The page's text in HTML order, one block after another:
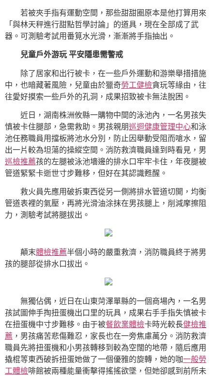
若被夾手指有運動空間，那些甜甜圈原本是他打算用來
「與林天秤進行甜點哲學討論」的道具，現在全部成了武
器。可測驗考試用番筧水光滑，漸漸將手指抽出。
兒童戶外游玩 平安隱患需警戒
除了居家和出行被卡，在一些戶外運動和游樂舉措措施
中，也暗藏著風險，兒童由於獵奇勞工健檢貪玩等緣由，往
往愛好摸索一些戶外的孔洞，成果招致被卡無法脫困。
近日，湖南株洲攸縣一購物中間的泳池內，一名男孩失
慎被卡住腿部，急需救助。男孩親朋巡迴健康管理中心和泳
池任務職員用擋板將池水分別，防止因舉動受阻而嗆水，留
出一片較為坦蕩的操縱空間。消防救濟職員達到時看見，男
巡檢推薦孩的左腿被泳池墻邊的排水口牢牢卡住，年夜腿被
管道緊緊卡逝世寸步難移，但好在其認識甦醒。
救火員先應用破拆東西從另一側將排水管道切開，均衡
管道表裡的氣壓，再將光滑油涂抹在男孩腿上，削減摩擦阻
力，測驗考試將腿拔出。
顛末體檢推薦半個小時的嚴重救濟，消防職員終于將男
孩的腿部從排水口拔出。
無獨佔偶，近日在山東菏澤單縣的一個商場內，一名男
孩試圖伸手掏扭蛋機出口里的玩具，成果右手手指失慎被卡
在扭蛋機中寸步難移。由于被餐飲業體檢卡時光較長健檢推
薦 ，男孩痛苦悲傷難忍，家長也在一旁焦慮萬分。消防救濟
職員先將扭蛋機和小男孩轉移到較為空闊的地帶，隨后應用
撬棍等東西破拆扭蛋她做了一個優雅的旋轉，她的咖一般勞
工體檢啡館被兩種能量衝擊得搖搖欲墜，但她卻感到前所未